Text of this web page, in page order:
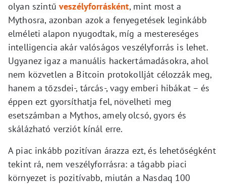
olyan szintű veszélyforrásként, mint most a
Mythosra, azonban azok a fenyegetések leginkább
elméleti alapon nyugodtak, míg a mestereséges
intelligencia akár valóságos veszélyforrás is lehet.
Ugyanez igaz a manuális hackertámadásokra, ahol
nem közvetlen a Bitcoin protokollját célozzák meg,
hanem a tőzsdei-, tárcás-, vagy emberi hibákat – és
éppen ezt gyorsíthatja fel, növelheti meg
esetszámban a Mythos, amely olcsó, gyors és
skálázható verziót kínál erre.
A piac inkább pozitívan árazza ezt, és lehetőségként
tekint rá, nem veszélyforrásra: a tágabb piaci
környezet is pozitívabb, miután a Nasdaq 100